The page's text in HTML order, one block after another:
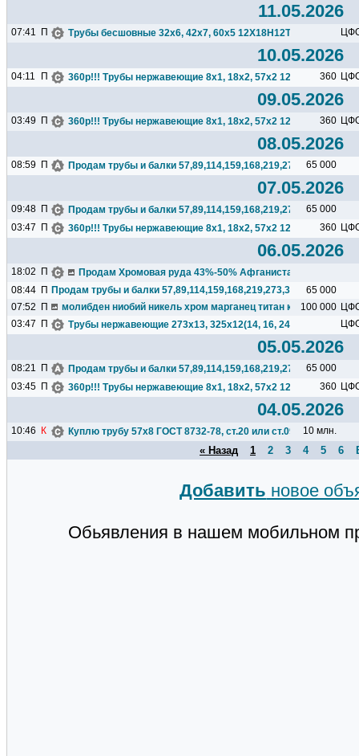
11.05.2026
07:41 П Трубы бесшовные 32х6, 42х7, 60х5 12Х18Н12Т.
10.05.2026
04:11 П 360р!!! Трубы нержавеющие 8х1, 18х2, 57х2 12Х18Н10Т.
360
09.05.2026
03:49 П 360р!!! Трубы нержавеющие 8х1, 18х2, 57х2 12Х18Н10Т.
360
08.05.2026
08:59 П Продам трубы и балки 65 000
07.05.2026
09:48 П Продам трубы и балки
65 000
03:47
П 360р!!! Трубы нержавеющие 8х1, 18х2, 57х2 12Х18Н10Т.
360
06.05.2026
18:02 П
Продам Хромовая руда 43%-50% Афганистан), 10 000 т/
08:44 П Продам трубы и балки 57,89,114,159,168,219,273,325,377,426...
65 000
07:52
П молибден ниобий никель хром марганец титан кремний чугун
100 000
03:47
П Трубы нержавеющие 273х13, 325х12(14, 16, 24), 426х12,
05.05.2026
08:21 П Продам трубы и балки
65 000
03:45 П 360р!!! Трубы нержавеющие 8х1, 18х2, 57х2 12Х18Н10Т.
360
04.05.2026
10:46 К Куплю трубу 57х8 ГОСТ 8732-78, ст.20 или ст.09г2с, 6тн...
10 млн.
« Назад 1 2 3 4 5 6
Добавить новое
Обьявления в нашем мобильном